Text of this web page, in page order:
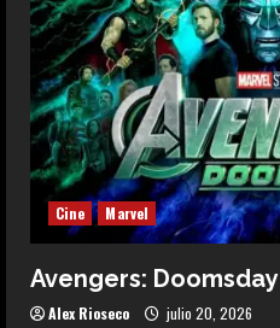
Cine Marvel
Avengers: Doomsday
Alex Rioseco julio 20, 2026